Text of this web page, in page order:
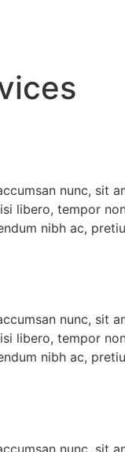
nunc, sit
libero, tempor
nibh ac,
nunc, sit
libero, tempor
nibh ac,
nunc, sit